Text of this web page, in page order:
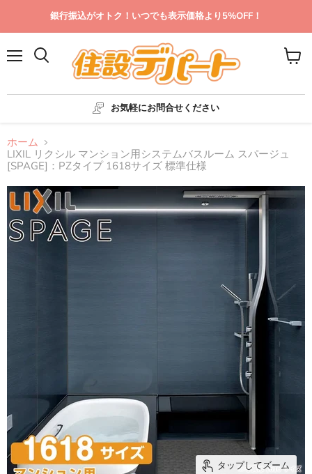
銀行振込がオトク！いつでも表示価格より5%OFF！
お気軽にお問合せください
カ
ト
ホーム
LIXIL リクシル マンション用システムバスルーム スパージュ
[SPAGE]：PZタイプ 1618サイズ 標準仕様
タップしてズーム